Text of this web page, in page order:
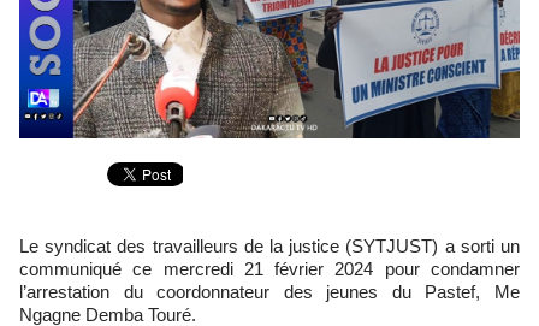
Le syndicat des travailleurs de la justice (SYTJUST) a sorti un
communiqué ce mercredi 21 février 2024 pour condamner
l’arrestation du coordonnateur des jeunes du Pastef, Me
Ngagne Demba Touré.